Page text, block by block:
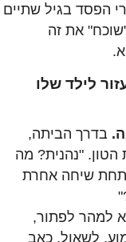
הפסד בגיל שתיים
את זה
לילד שלו
בדרך הביתה,
"נהנית? מה
שיחה אחרת
למהר לפתור,
לשאול. כאב